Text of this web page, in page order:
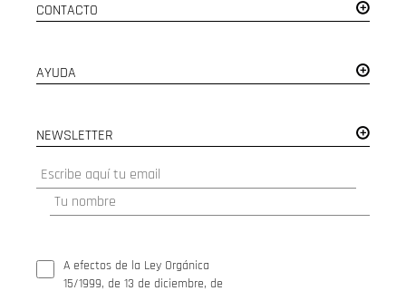
CONTACTO
AYUDA
NEWSLETTER
A efectos de la Ley Orgánica
15/1999, de 13 de diciembre, de